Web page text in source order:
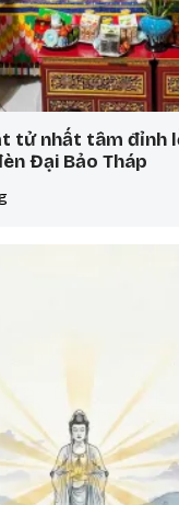
tử nhất tâm đỉnh
Đại Bảo Tháp